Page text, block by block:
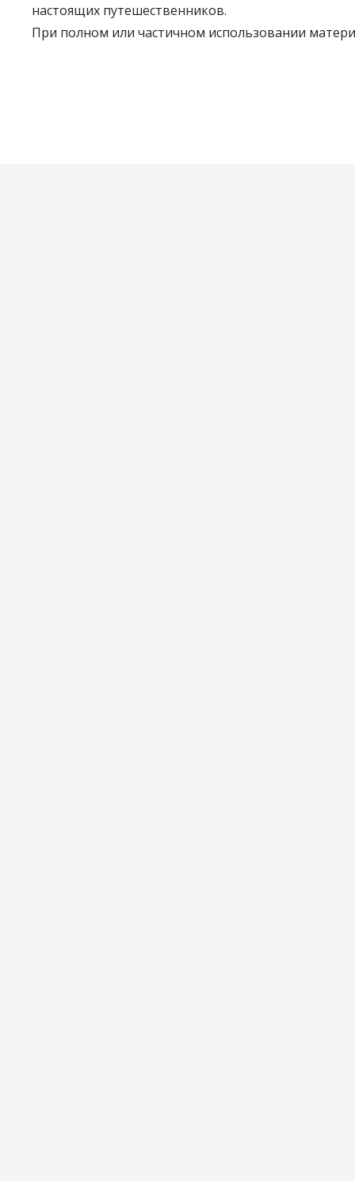
настоящих путешественников.
При полном или частичном использовании